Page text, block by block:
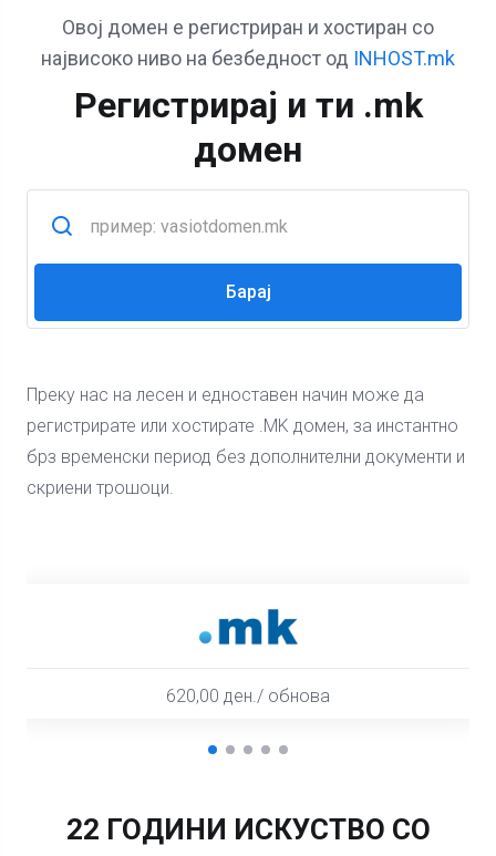
Овој домен е регистриран и хостиран со
највисоко ниво на безбедност од INHOST.mk
Регистрирај и ти .mk
домен
Преку нас на лесен и едноставен начин може да
регистрирате или хостирате .MK домен, за инстантно
брз временски период без дополнителни документи и
скриени трошоци.
620,00 ден./ обнова
22 ГОДИНИ ИСКУСТВО СО